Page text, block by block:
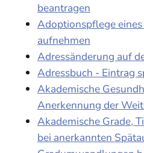
beantragen
Adoptionspflege
aufnehmen
Adressänderung auf
Adressbuch - Eintrag
Akademische
Anerkennung der
Akademische Grade,
bei anerkannten